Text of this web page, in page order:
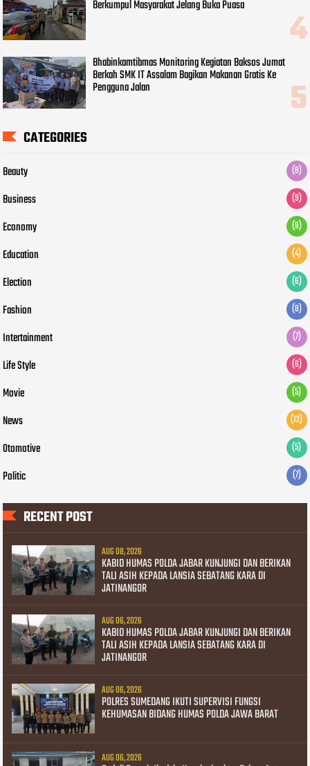
Berkumpul Masyarakat Jelang Buka Puasa
Bhabinkamtibmas Monitoring Kegiatan Baksos Jumat
Berkah SMK IT Assalam Bagikan Makanan Gratis Ke
Pengguna Jalan
CATEGORIES
Beauty (8)
Business (9)
Economy (9)
Education (4)
Election (6)
Fashion (8)
Intertainment (7)
Life Style (6)
Movie (5)
News (12)
Otomotive (5)
Politic (7)
RECENT POST
AUG 08, 2026
KABID HUMAS POLDA JABAR KUNJUNGI DAN BERIKAN
TALI ASIH KEPADA LANSIA SEBATANG KARA DI
JATINANGOR
AUG 06, 2026
KABID HUMAS POLDA JABAR KUNJUNGI DAN BERIKAN
TALI ASIH KEPADA LANSIA SEBATANG KARA DI
JATINANGOR
AUG 06, 2026
POLRES SUMEDANG IKUTI SUPERVISI FUNGSI
KEHUMASAN BIDANG HUMAS POLDA JAWA BARAT
AUG 06, 2026